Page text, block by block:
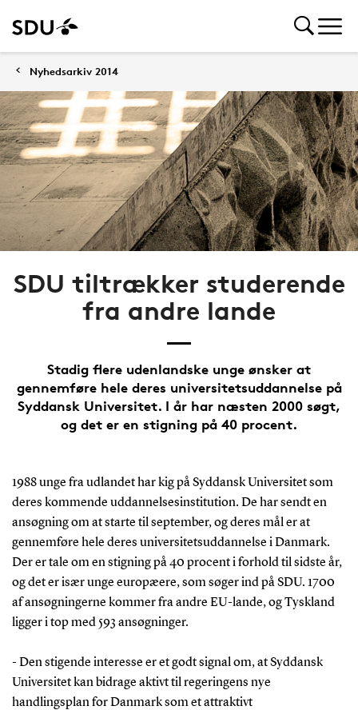
Nyhedsarkiv 2014
SDU tiltrækker studerende
fra andre lande
Stadig flere udenlandske unge ønsker at
gennemføre hele deres universitetsuddannelse på
Syddansk Universitet. I år har næsten 2000 søgt,
og det er en stigning på 40 procent.
1988 unge fra udlandet har kig på Syddansk Universitet som
deres kommende uddannelsesinstitution. De har sendt en
ansøgning om at starte til september, og deres mål er at
gennemføre hele deres universitetsuddannelse i Danmark.
Der er tale om en stigning på 40 procent i forhold til sidste år,
og det er især unge europæere, som søger ind på SDU. 1700
af ansøgningerne kommer fra andre EU-lande, og Tyskland
ligger i top med 593 ansøgninger.
- Den stigende interesse er et godt signal om, at Syddansk
Universitet kan bidrage aktivt til regeringens nye
handlingsplan for Danmark som et attraktivt